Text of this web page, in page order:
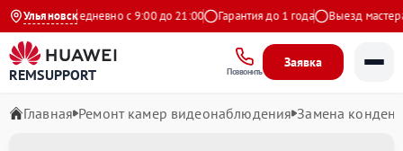
УльяновскЕжедневно с 9:00 до 21:00 Гарантия до 1 года Выезд мастера
REMSUPPORT Позвонить
Заявка
Главная Ремонт камер видеонаблюдения Замена